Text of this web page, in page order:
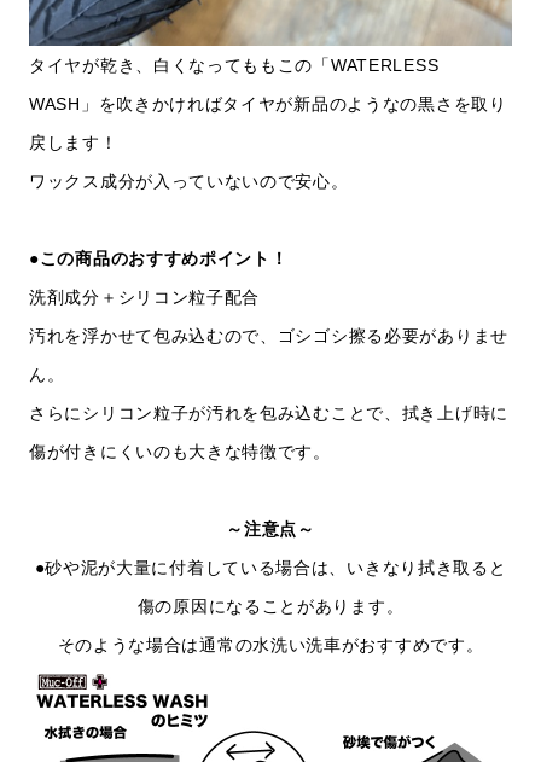
タイヤが乾き、白くなってももこの「WATERLESS
WASH」を吹きかければタイヤが新品のようなの黒さを取り
戻します！
ワックス成分が入っていないので安心。
●この商品のおすすめポイント！
洗剤成分＋シリコン粒子配合
汚れを浮かせて包み込むので、ゴシゴシ擦る必要がありませ
ん。
さらにシリコン粒子が汚れを包み込むことで、拭き上げ時に
傷が付きにくいのも大きな特徴です。
～注意点～
●砂や泥が大量に付着している場合は、いきなり拭き取ると
傷の原因になることがあります。
そのような場合は通常の水洗い洗車がおすすめです。